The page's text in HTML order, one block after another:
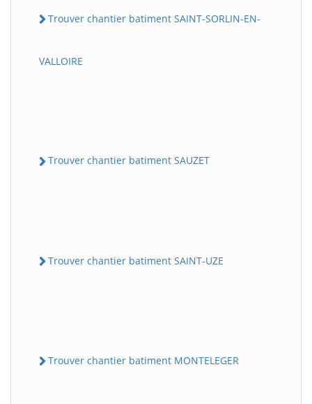
Trouver chantier batiment SAINT-SORLIN-EN-
VALLOIRE
Trouver chantier batiment SAUZET
Trouver chantier batiment SAINT-UZE
Trouver chantier batiment MONTELEGER